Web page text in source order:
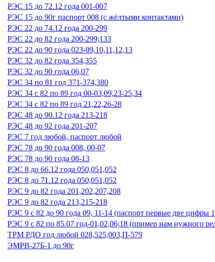
РЭС 15 до 72.12 года 001-007
РЭС 15 до 90г паспорт 008 (с жёлтыми контактами)
РЭС 22 до 74.12 года 200-299
РЭС 22 до 82 года 200-299;133
РЭС 22 до 90 года 023-09,10,11,12,13
РЭС 32 до 82 года 354,355
РЭС 32 до 90 года 06,07
РЭС 34 по 81 год 371-374,380
РЭС 34 с 82 по 89 год 00-03,09,23-25,34
РЭС 34 с 82 по 89 год 21,22,26-28
РЭС 48 до 90.12 года 213-218
РЭС 48 до 92 года 201-207
РЭС 7 год любой, паспорт любой
РЭС 78 до 90 года 008, 00-07
РЭС 78 до 90 года 08-13
РЭС 8 до 66.12 года 050,051,052
РЭС 8 до 71.12 года 050,051,052
РЭС 9 до 82 года 201,202,207,208
РЭС 9 до 82 года 213,215-218
РЭС 9 с 82 до 90 года 09, 11-14 (паспорт первые две цифры
РЭС 9 с 82 по 85.07 год-01,02,06;18 (пример нам нужного
ТРМ РДО год любой 028,525,003,П-579
ЭМРВ-27Б-1 до 90г